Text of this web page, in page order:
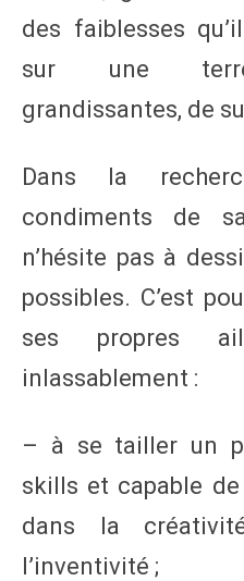
des faiblesses
sur une terre
grandissantes, de
Dans la
condiments de
n’hésite pas à
possibles. C’est
ses propres
inlassablement :
– à se tailler un
skills et capable
dans la
l’inventivité ;